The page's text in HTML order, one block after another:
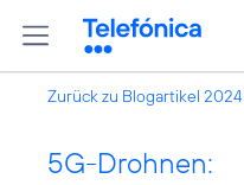
Zurück zu Blogartikel 2024
5G-Drohnen: